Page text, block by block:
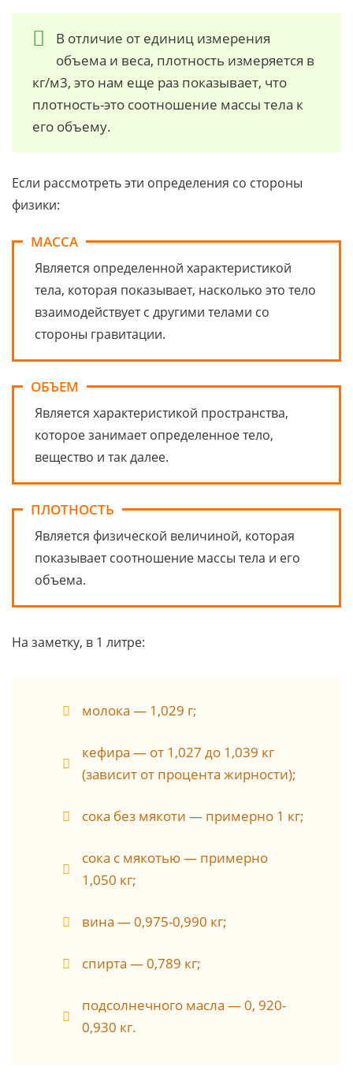
В отличие от единиц измерения
объема и веса, плотность измеряется в
кг/м3, это нам еще раз показывает, что
плотность-это соотношение массы тела к
его объему.
Если рассмотреть эти определения со стороны
физики:
МАССА
Является определенной характеристикой
тела, которая показывает, насколько это тело
взаимодействует с другими телами со
стороны гравитации.
ОБЪЕМ
Является характеристикой пространства,
которое занимает определенное тело,
вещество и так далее.
ПЛОТНОСТЬ
Является физической величиной, которая
показывает соотношение массы тела и его
объема.
На заметку, в 1 литре:
молока — 1,029 г;
кефира — от 1,027 до 1,039 кг
(зависит от процента жирности);
сока без мякоти — примерно 1 кг;
сока с мякотью — примерно
1,050 кг;
вина — 0,975-0,990 кг;
спирта — 0,789 кг;
подсолнечного масла — 0, 920-
0,930 кг.